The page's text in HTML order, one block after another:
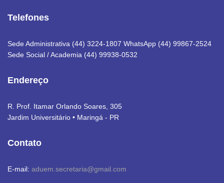
Telefones
Sede Administrativa (44) 3224-1807 WhatsApp (44) 99867-2524
Sede Social / Academia (44) 99938-0532
Endereço
R. Prof. Itamar Orlando Soares, 305
Jardim Universitário • Maringá - PR
Contato
E-mail: aduem.secretaria@gmail.com